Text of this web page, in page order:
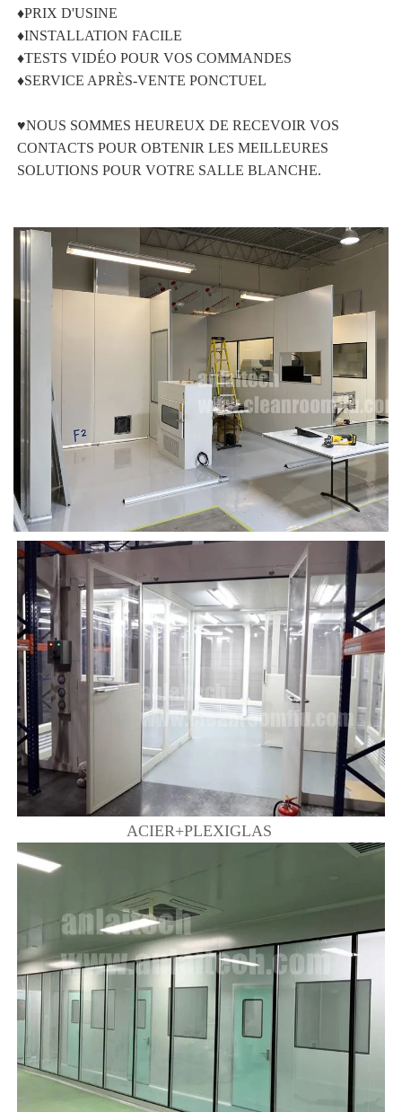
♦PRIX D'USINE
♦INSTALLATION FACILE
♦TESTS VIDÉO POUR VOS COMMANDES
♦SERVICE APRÈS-VENTE PONCTUEL
♥NOUS SOMMES HEUREUX DE RECEVOIR VOS
CONTACTS POUR OBTENIR LES MEILLEURES
SOLUTIONS POUR VOTRE SALLE BLANCHE.
ACIER+PLEXIGLAS